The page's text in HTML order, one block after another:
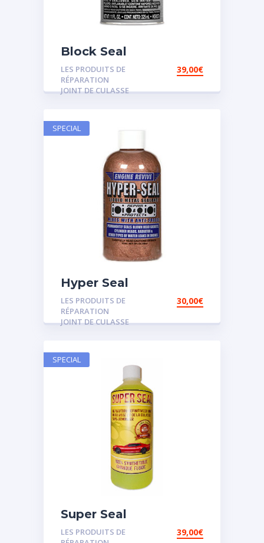
Block Seal
LES PRODUITS DE
RÉPARATION
JOINT DE CULASSE
39,00€
Hyper Seal
LES PRODUITS DE
RÉPARATION
JOINT DE CULASSE
30,00€
SPECIAL
Super Seal
LES PRODUITS DE
39,00€
SPECIAL